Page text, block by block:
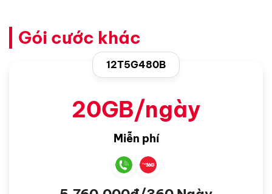
Gói cước khác
12T5G480B
20GB/ngày
Miễn phí